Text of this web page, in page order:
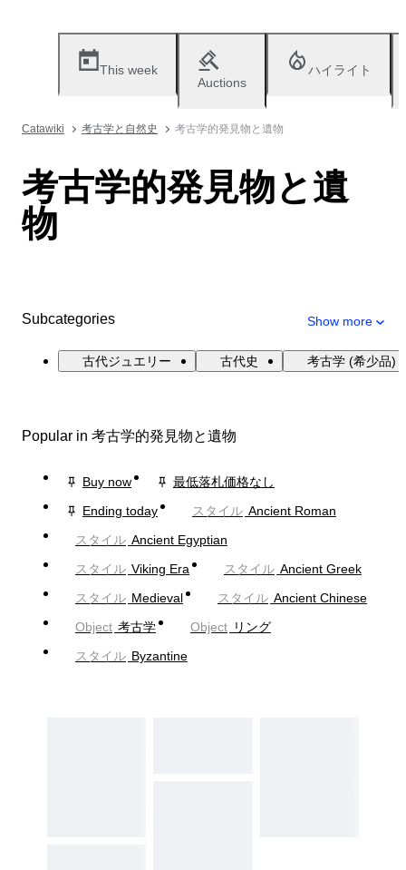
This week
Auctions
ハイライト
Catawiki 考古学と自然史 考古学的発見物と遺物
考古学的発見物と遺
物
Subcategories Show more
古代ジュエリー 古代史 考古学 (希少品)
Popular in 考古学的発見物と遺物
Buy now
最低落札価格なし
Ending today
スタイル Ancient Roman
スタイル Ancient Egyptian
スタイル Viking Era スタイル Ancient Greek
スタイル Medieval スタイル Ancient Chinese
Object 考古学 Object リング
スタイル Byzantine